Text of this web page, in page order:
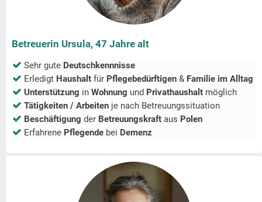
Betreuerin Ursula, 47 Jahre alt
Sehr gute Deutschkennnisse
Erledigt Haushalt für Pflegebedürftigen & Familie im Alltag
Unterstützung in Wohnung und Privathaushalt möglich
Tätigkeiten / Arbeiten je nach Betreuungssituation
Beschäftigung der Betreuungskraft aus Polen
Erfahrene Pflegende bei Demenz